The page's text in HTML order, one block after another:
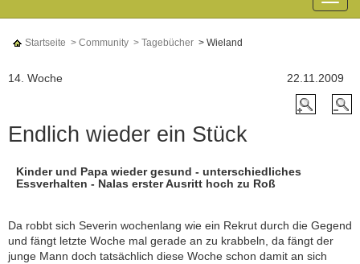
Startseite > Community > Tagebücher > Wieland
22.11.2009
14. Woche
Endlich wieder ein Stück
Kinder und Papa wieder gesund - unterschiedliches
Essverhalten - Nalas erster Ausritt hoch zu Roß
Da robbt sich Severin wochenlang wie ein Rekrut durch die Gegend
und fängt letzte Woche mal gerade an zu krabbeln, da fängt der
junge Mann doch tatsächlich diese Woche schon damit an sich